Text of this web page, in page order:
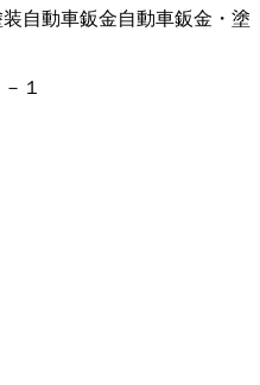
自動車鈑金自動車鈑金・塗
１